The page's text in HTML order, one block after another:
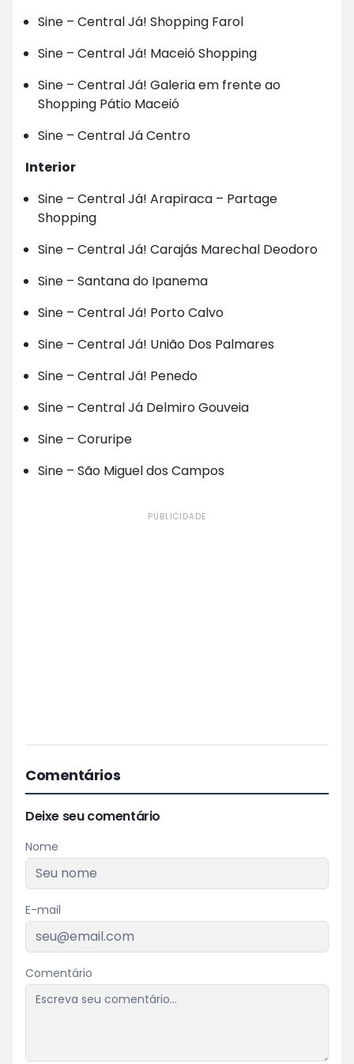
Sine – Central Já! Shopping Farol
Sine – Central Já! Maceió Shopping
Sine – Central Já! Galeria em frente ao
Shopping Pátio Maceió
Sine – Central Já Centro
Interior
Sine – Central Já! Arapiraca – Partage
Shopping
Sine – Central Já! Carajás Marechal Deodoro
Sine – Santana do Ipanema
Sine – Central Já! Porto Calvo
Sine – Central Já! União Dos Palmares
Sine – Central Já! Penedo
Sine – Central Já Delmiro Gouveia
Sine – Coruripe
Sine – São Miguel dos Campos
PUBLICIDADE
Comentários
Deixe seu comentário
Nome
E-mail
Comentário